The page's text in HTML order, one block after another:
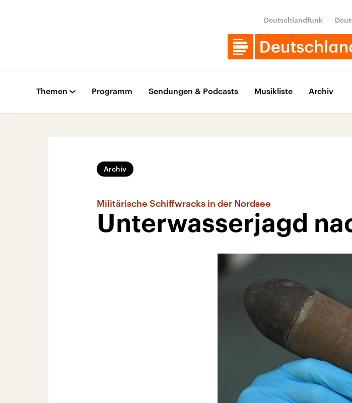
Deutschlandfunk
Themen Programm Sendungen & Podcasts Musikliste Archiv
Archiv
Militärische Schiffwracks in der Nordsee
Unterwasserjagd